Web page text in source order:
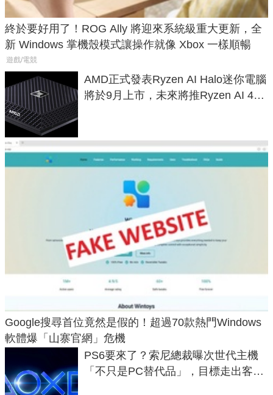
終於要好用了！ROG Ally 將迎來系統級重大更新，全
新 Windows 掌機殼模式讓操作就像 Xbox 一樣順暢
遊戲/電競
AMD正式發表Ryzen AI Halo迷你電腦
將於9月上市，未來將推Ryzen AI 400
Google搜尋首位竟然是假的！超過70款熱門Windows
軟體爆「山寨官網」危機
PS6要來了？索尼總裁曝次世代主機
「不只是PC替代品」，目標走出客